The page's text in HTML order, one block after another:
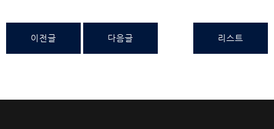
이전글 다음글 리스트